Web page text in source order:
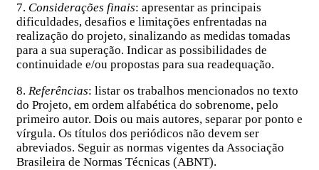
7. Considerações finais: apresentar as principais
dificuldades, desafios e limitações enfrentadas na
realização do projeto, sinalizando as medidas tomadas
para a sua superação. Indicar as possibilidades de
continuidade e/ou propostas para sua readequação.
8. Referências: listar os trabalhos mencionados no texto
do Projeto, em ordem alfabética do sobrenome, pelo
primeiro autor. Dois ou mais autores, separar por ponto e
vírgula. Os títulos dos periódicos não devem ser
abreviados. Seguir as normas vigentes da Associação
Brasileira de Normas Técnicas (ABNT).